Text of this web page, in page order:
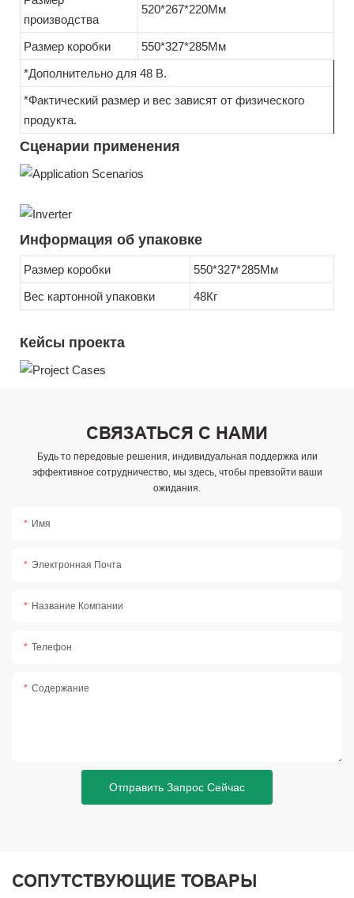
производства
520*267*220Мм
Размер коробки
550*327*285Мм
*Дополнительно для 48 В.
*Фактический размер и вес зависят от физического
продукта.
Сценарии применения
Информация об упаковке
Размер коробки
550*327*285Мм
Вес картонной упаковки
48Кг
Кейсы проекта
СВЯЗАТЬСЯ С НАМИ
Будь то передовые решения, индивидуальная поддержка или
эффективное сотрудничество, мы здесь, чтобы превзойти ваши
ожидания.
Имя
Электронная Почта
Название Компании
Телефон
Содержание
Отправить Запрос Сейчас
СОПУТСТВУЮЩИЕ ТОВАРЫ